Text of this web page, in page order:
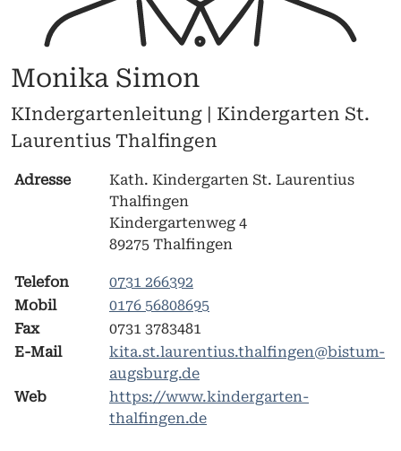
Monika Simon
KIndergartenleitung | Kindergarten St.
Laurentius Thalfingen
Adresse
Kath. Kindergarten St. Laurentius
Thalfingen
Kindergartenweg 4
89275 Thalfingen
Telefon
0731 266392
Mobil
0176 56808695
Fax
0731 3783481
E-Mail
kita.st.laurentius.thalfingen@bistum-
augsburg.de
Web
https://www.kindergarten-
thalfingen.de